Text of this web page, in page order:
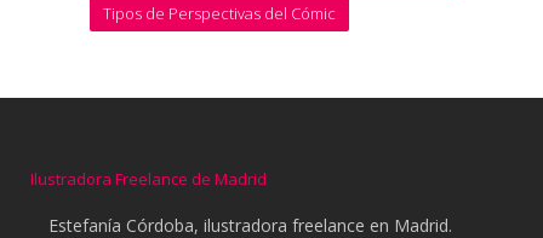
Tipos de Perspectivas del Cómic
Ilustradora Freelance de Madrid
Estefanía Córdoba, ilustradora freelance en Madrid.